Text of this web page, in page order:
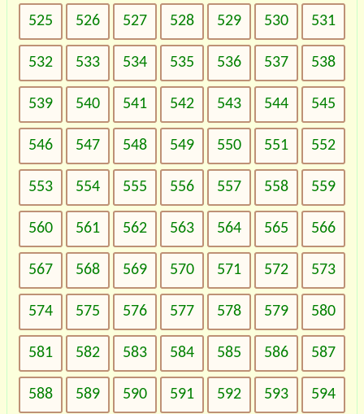
525 526 527 528 529 530 531
532 533 534 535 536 537 538
539 540 541 542 543 544 545
546 547 548 549 550 551 552
553 554 555 556 557 558 559
560 561 562 563 564 565 566
567 568 569 570 571 572 573
574 575 576 577 578 579 580
581 582 583 584 585 586 587
588 589 590 591 592 593 594